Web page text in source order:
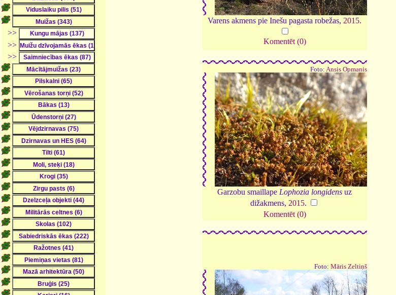
>>
>>
>>
Varens akmens pie Inešu pagasta robežas, 2015.
Komentēt (0)
Foto: Ansis Opmanis
Garzobu smaillape Lophozia longidens uz
dižakmens, 2015.
Komentēt (0)
Foto: Māris Zeltiņš